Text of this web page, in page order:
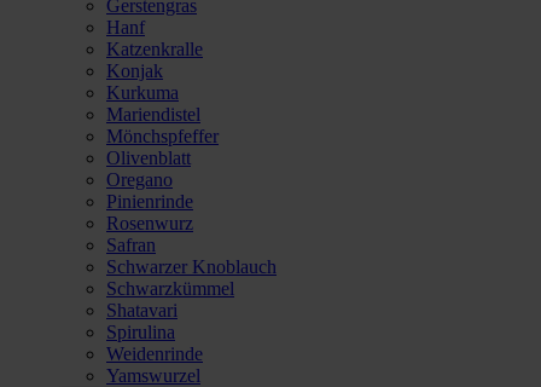
Gerstengras
Hanf
Katzenkralle
Konjak
Kurkuma
Mariendistel
Mönchspfeffer
Olivenblatt
Oregano
Pinienrinde
Rosenwurz
Safran
Schwarzer Knoblauch
Schwarzkümmel
Shatavari
Spirulina
Weidenrinde
Yamswurzel